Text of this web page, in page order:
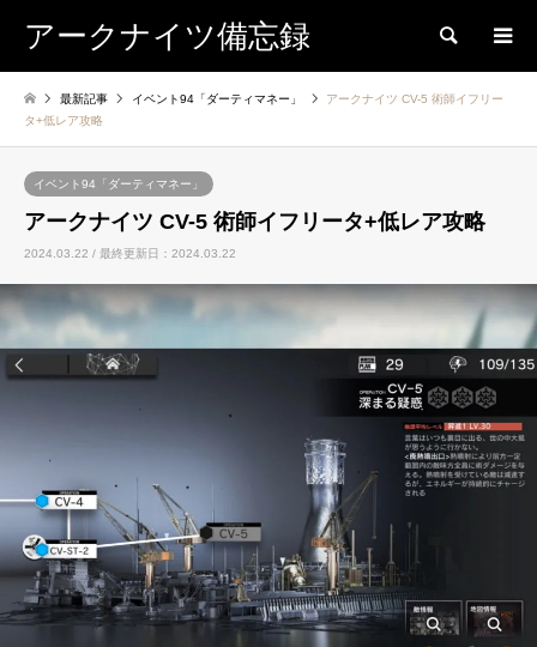
アークナイツ備忘録 検索
最新記事 イベント94「ダーティマネー」
アークナイツ CV-5 術師イフリー
タ+低レア攻略
イベント94「ダーティマネー」
アークナイツ CV-5 術師イフリータ+低レア攻略
2024.03.22 / 最終更新日：2024.03.22